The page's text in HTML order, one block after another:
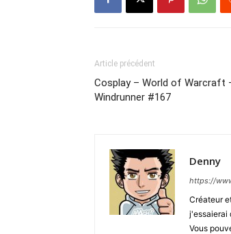
Article précédent
Cosplay – World of Warcraft
Windrunner #167
Denny
https://
Créateur
j'essaierai
Vous